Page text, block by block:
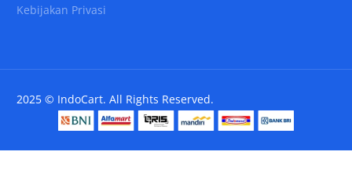
Kebijakan Privasi
2025 © IndoCart. All Rights Reserved.